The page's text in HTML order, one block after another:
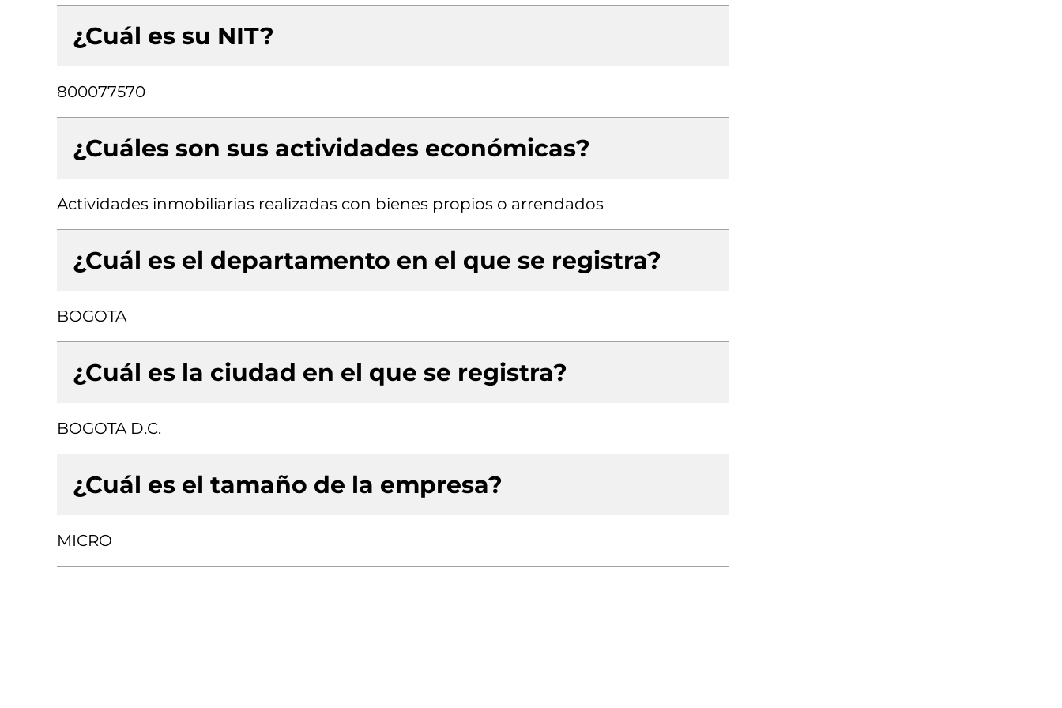
¿Cuál es su NIT?
800077570
¿Cuáles son sus actividades económicas?
Actividades inmobiliarias realizadas con bienes propios o arrendados
¿Cuál es el departamento en el que se registra?
BOGOTA
¿Cuál es la ciudad en el que se registra?
BOGOTA D.C.
¿Cuál es el tamaño de la empresa?
MICRO